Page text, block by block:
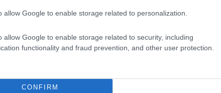
allow Google to enable storage related to personalization.
allow Google to enable storage related to security, including
functionality and fraud prevention, and other user protection.
CONFIRM